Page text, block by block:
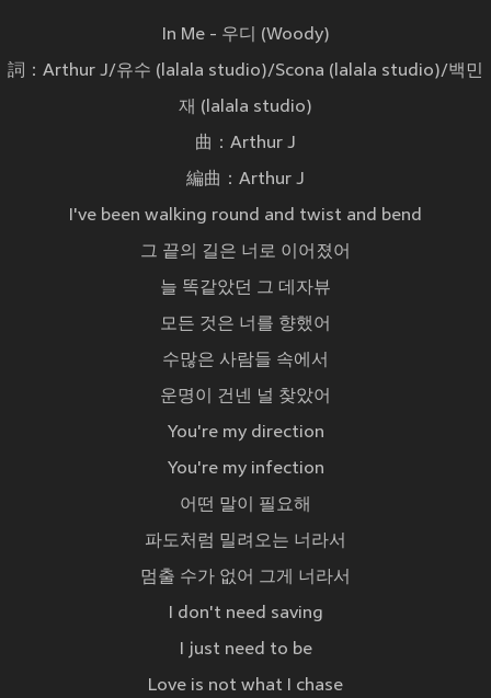
In Me - 우디 (Woody)
詞：Arthur J/유수 (lalala studio)/Scona (lalala studio)/백민
재 (lalala studio)
曲：Arthur J
編曲：Arthur J
I've been walking round and twist and bend
그 끝의 길은 너로 이어졌어
늘 똑같았던 그 데자뷰
모든 것은 너를 향했어
수많은 사람들 속에서
운명이 건넨 널 찾았어
You're my direction
You're my infection
어떤 말이 필요해
파도처럼 밀려오는 너라서
멈출 수가 없어 그게 너라서
I don't need saving
I just need to be
Love is not what I chase